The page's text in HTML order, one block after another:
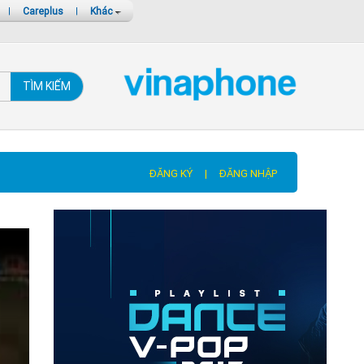
| Careplus | Khác
TÌM KIẾM
ĐĂNG KÝ | ĐĂNG NHẬP